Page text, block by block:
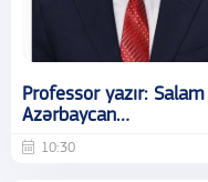
Professor yazır:
Azərbaycan…
10:30